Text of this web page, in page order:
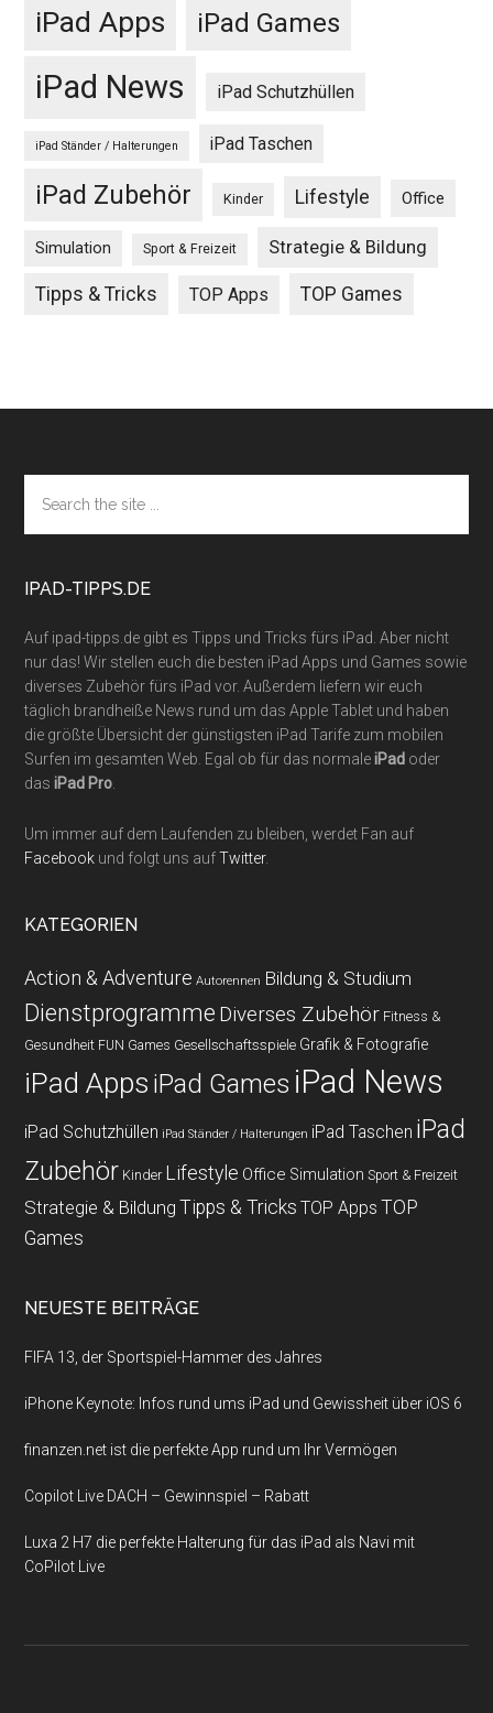
iPad Apps iPad Games
iPad News iPad Schutzhüllen
iPad Ständer / Halterungen iPad Taschen
iPad Zubehör Kinder Lifestyle Office
Simulation Sport & Freizeit Strategie & Bildung
Tipps & Tricks TOP Apps TOP Games
Footer
the
site
IPAD-TIPPS.DE
Auf ipad-tipps.de gibt es Tipps und Tricks fürs iPad. Aber nicht
nur das! Wir stellen euch die besten iPad Apps und Games sowie
diverses Zubehör fürs iPad vor. Außerdem liefern wir euch
täglich brandheiße News rund um das Apple Tablet und haben
die größte Übersicht der günstigsten iPad Tarife zum mobilen
Surfen im gesamten Web. Egal ob für das normaleiPad oder
dasiPad Pro
Um immer auf dem Laufenden zu bleiben, werdet Fan auf
Facebook und folgt uns aufTwitter.
KATEGORIEN
Action & Adventure Autorennen Bildung & Studium
Dienstprogramme Diverses Zubehör Fitness &
Gesundheit FUN Games Gesellschaftsspiele Grafik & Fotografie
iPad Apps iPad Games iPad News
iPad Schutzhüllen iPad Ständer / Halterungen iPad Taschen iPad
Zubehör Kinder Lifestyle Office Simulation Sport & Freizeit
Strategie & Bildung Tipps & Tricks TOP Apps TOP
Games
NEUESTE BEITRÄGE
FIFA 13, der Sportspiel-Hammer des Jahres
iPhone Keynote: Infos rund ums iPad und Gewissheit über iOS 6
finanzen.net ist die perfekte App rund um Ihr Vermögen
Copilot Live DACH – Gewinnspiel – Rabatt
Luxa 2 H7 die perfekte Halterung für das iPad als Navi mit
CoPilot Live